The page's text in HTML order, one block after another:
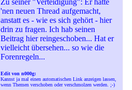
Zu seiner "Verteidigung": Er hatte
'nen neuen Thread aufgemacht,
anstatt es - wie es sich gehört - hier
drin zu fragen. Ich hab seinen
Beitrag hier reingeschoben... Hat er
vielleicht übersehen... so wie die
Forenregeln...
Edit von n000g:
Kannst ja mal einen automatischen Link anzeigen lassen,
wenn Themen verschoben oder verschmolzen werden. ;-)